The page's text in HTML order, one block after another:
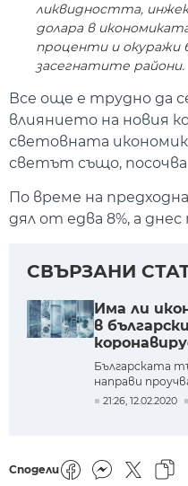
ликвидността,
долара в
проценти и окуражи
засегнатите райони.
Все още е трудно да
влиянието на новия
световната
светът също, посочва
По време на
дял от едва 8%, а
СВЪРЗАНИ
Има ли
в
Българската
направи
21:26, 12.02.2020
Сподели